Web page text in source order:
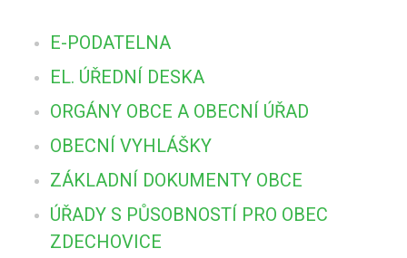
E-PODATELNA
EL. ÚŘEDNÍ DESKA
ORGÁNY OBCE A OBECNÍ ÚŘAD
OBECNÍ VYHLÁŠKY
ZÁKLADNÍ DOKUMENTY OBCE
ÚŘADY S PŮSOBNOSTÍ PRO OBEC
ZDECHOVICE